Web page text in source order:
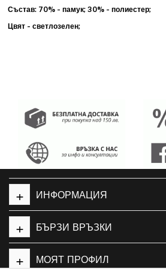
Състав: 70% - памук; 30% - полиестер;
Цвят - светлозелен;
ИНФОРМАЦИЯ
+
БЪРЗИ ВРЪЗКИ
+
МОЯТ ПРОФИЛ
+